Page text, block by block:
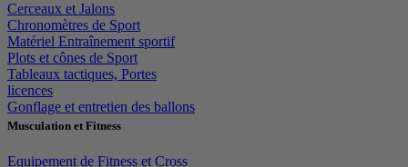
Cerceaux et Jalons
Chronomètres de Sport
Matériel Entraînement sportif
Plots et cônes de Sport
Tableaux tactiques, Portes
licences
Gonflage et entretien des ballons
Musculation et Fitness
Equipement de Fitness et Cross